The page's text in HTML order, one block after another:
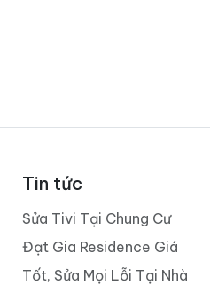
Tin tức
Sửa Tivi Tại Chung Cư
Đạt Gia Residence Giá
Tốt, Sửa Mọi Lỗi Tại Nhà